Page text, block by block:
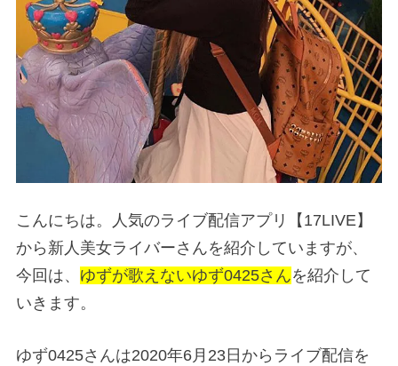
こんにちは。人気のライブ配信アプリ【17LIVE】
から新人美女ライバーさんを紹介していますが、
今回は、 ゆずが歌えないゆず0425さんを紹介して
いきます。
ゆず0425さんは2020年6月23日からライブ配信を